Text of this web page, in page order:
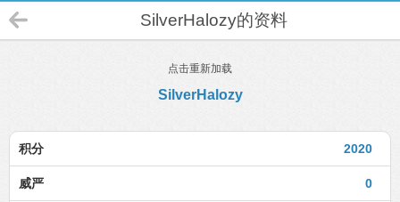
SilverHalozy的资料
点击重新加载
SilverHalozy
2020
积分
0
威严